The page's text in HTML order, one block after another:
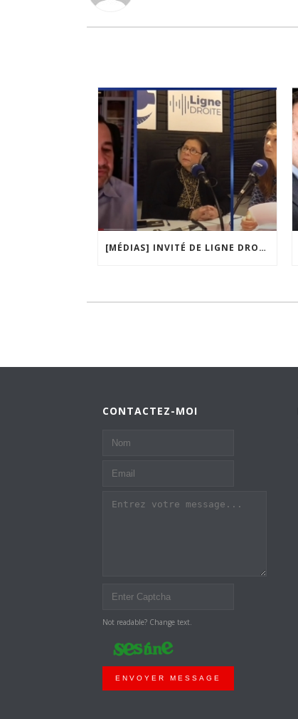
[MÉDIAS] INVITÉ DE LIGNE DROITE, LA MATINALE DE RADIO COURTOISIE
CONTACTEZ-MOI
Not readable? Change text.
ENVOYER MESSAGE